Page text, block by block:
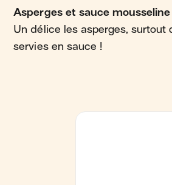
Asperges et sauce mousseline
Un délice les asperges, surtout
servies en sauce !